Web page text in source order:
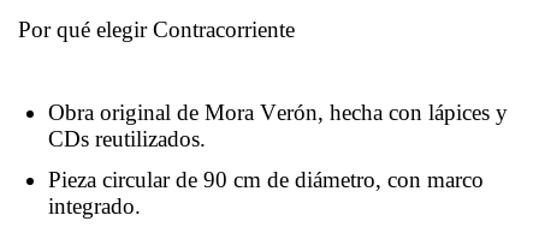
Por qué elegir Contracorriente
Obra original de Mora Verón, hecha con lápices y
CDs reutilizados.
Pieza circular de 90 cm de diámetro, con marco
integrado.